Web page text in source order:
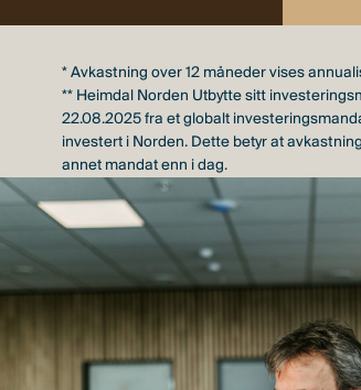
* Avkastning over 12 måneder vises
** Heimdal Norden Utbytte sitt
22.08.2025 fra et globalt
investert i Norden. Dette betyr at
annet mandat enn i dag.